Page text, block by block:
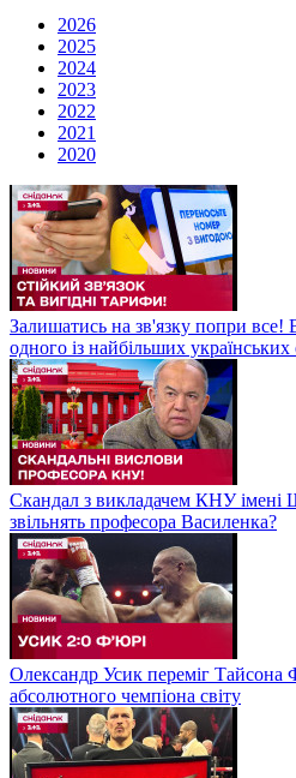
2026
2025
2024
2023
2022
2021
2020
Залишатись на зв'язку попри все!
одного із найбільших українських
Скандал з викладачем КНУ імені
звільнять професора Василенка?
Олександр Усик переміг Тайсона
абсолютного чемпіона світу